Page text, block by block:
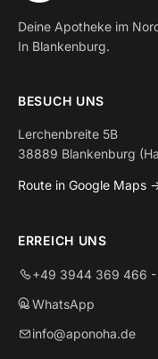
Deine Apotheke im
In Blankenburg.
BESUCH UNS
Lerchenbreite 5B
38889 Blankenburg
Route in Google Maps
ERREICH UNS
+49 3944 369 466 -
WhatsApp
info@aponoha.de